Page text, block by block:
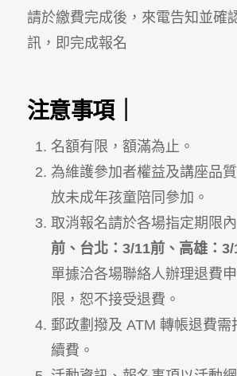
請於繳費完成後，來電告知並確
訊，即完成報名
注意事項｜
名額有限，額滿為止。
為維護參加者權益及講座品
放未成年孩童陪同參加。
取消報名請於各場指定期限
前、台北：3/11前、高雄：3/
單據洽各場聯絡人辦理退費
限，恕不接受退費。
郵政劃撥及 ATM 轉帳退費需
續費。